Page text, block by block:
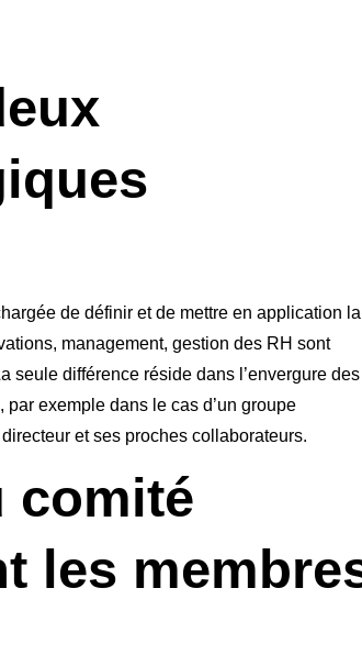
de définir et de mettre en application la
management, gestion des RH sont
seule différence réside dans l’envergure des
exemple dans le cas d’un groupe
et ses proches collaborateurs.
comité
les